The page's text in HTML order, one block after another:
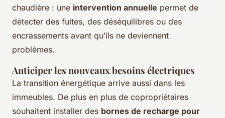
chaudière : une intervention annuelle permet de
détecter des fuites, des déséquilibres ou des
encrassements avant qu’ils ne deviennent
problèmes.
Anticiper les nouveaux besoins électriques
La transition énergétique arrive aussi dans les
immeubles. De plus en plus de copropriétaires
souhaitent installer des bornes de recharge pour